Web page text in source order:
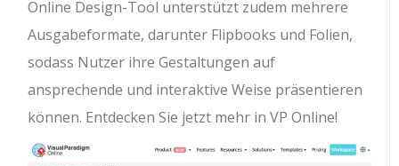
Online Design-Tool unterstützt zudem mehrere
Ausgabeformate, darunter Flipbooks und Folien,
sodass Nutzer ihre Gestaltungen auf
ansprechende und interaktive Weise präsentieren
können. Entdecken Sie jetzt mehr in VP Online!